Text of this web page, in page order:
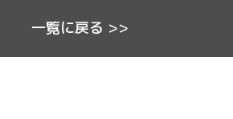
一覧に戻る >>